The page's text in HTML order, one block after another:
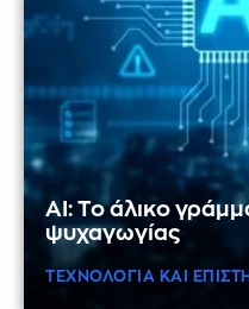
AI: Το άλικο
ψυχαγωγίας
ΤΕΧΝΟΛΟΓΙΑ ΚΑΙ